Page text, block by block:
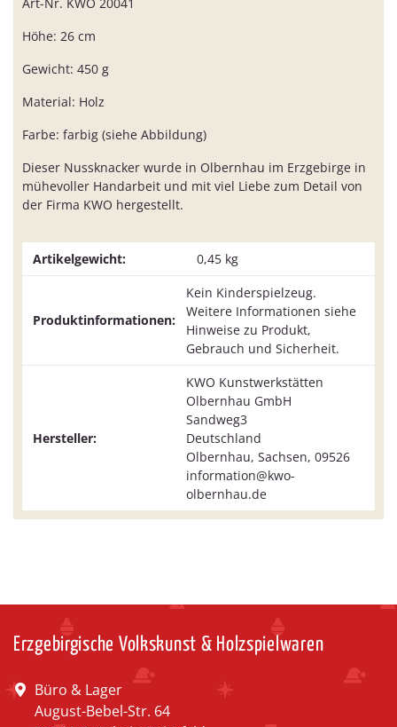
Höhe: 26 cm
Gewicht: 450 g
Material: Holz
Farbe: farbig (siehe Abbildung)
Dieser Nussknacker wurde in Olbernhau im Erzgebirge in
mühevoller Handarbeit und mit viel Liebe zum Detail von
der Firma KWO hergestellt.
Artikelgewicht: 0,45 kg
Produktinformationen:
Kein Kinderspielzeug.
Weitere Informationen siehe
Hinweise zu Produkt,
Gebrauch und Sicherheit.
Hersteller:
KWO Kunstwerkstätten
Olbernhau GmbH
Sandweg3
Deutschland
Olbernhau, Sachsen, 09526
information@kwo-
olbernhau.de
Erzgebirgische Volkskunst & Holzspielwaren
Büro & Lager
August-Bebel-Str. 64